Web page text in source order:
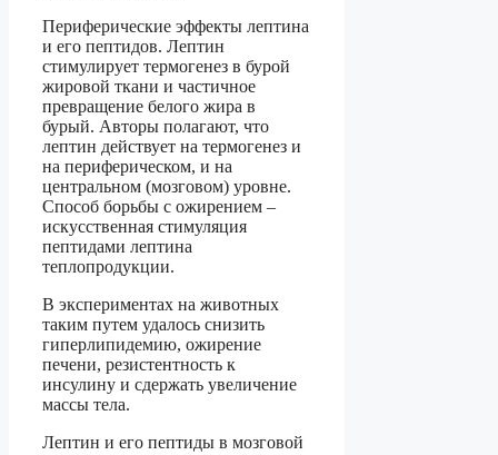
Периферические эффекты лептина
и его пептидов. Лептин
стимулирует термогенез в бурой
жировой ткани и частичное
превращение белого жира в
бурый. Авторы полагают, что
лептин действует на термогенез и
на периферическом, и на
центральном (мозговом) уровне.
Способ борьбы с ожирением –
искусственная стимуляция
пептидами лептина
теплопродукции.
В экспериментах на животных
таким путем удалось снизить
гиперлипидемию, ожирение
печени, резистентность к
инсулину и сдержать увеличение
массы тела.
Лептин и его пептиды в мозговой